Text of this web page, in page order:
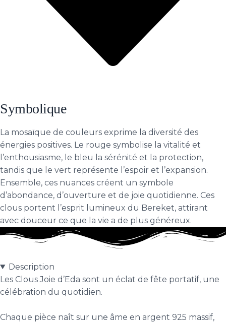
Symbolique
La mosaïque de couleurs exprime la diversité des
énergies positives. Le rouge symbolise la vitalité et
l’enthousiasme, le bleu la sérénité et la protection,
tandis que le vert représente l’espoir et l’expansion.
Ensemble, ces nuances créent un symbole
d’abondance, d’ouverture et de joie quotidienne. Ces
clous portent l’esprit lumineux du Bereket, attirant
avec douceur ce que la vie a de plus généreux.
Description
Les Clous Joie d’Eda sont un éclat de fête portatif, une
célébration du quotidien.
Chaque pièce naît sur une âme en argent 925 massif,